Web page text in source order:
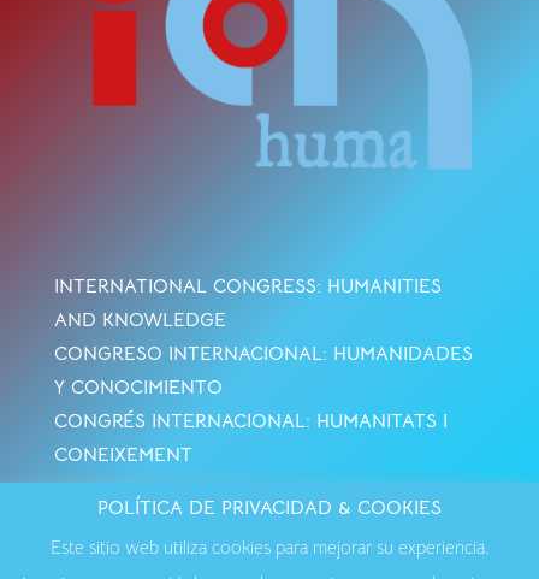
INTERNATIONAL CONGRESS: HUMANITIES
AND KNOWLEDGE
CONGRESO INTERNACIONAL: HUMANIDADES
Y CONOCIMIENTO
CONGRÉS INTERNACIONAL: HUMANITATS I
CONEIXEMENT
Privacidad·Contactar
POLÍTICA DE PRIVACIDAD & COOKIES
Este sitio web utiliza cookies para mejorar su experiencia.